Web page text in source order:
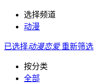
选择频道
动漫
已选择动漫恋爱 重新筛选
按分类
全部